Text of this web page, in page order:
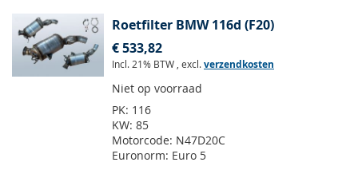
Roetfilter BMW 116d (F20)
€ 533,82
Incl. 21% BTW , excl.verzendkosten
Niet op voorraad
PK: 116
KW: 85
Motorcode: N47D20C
Euronorm: Euro 5